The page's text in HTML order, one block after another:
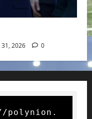
31, 2026 0
polynion.